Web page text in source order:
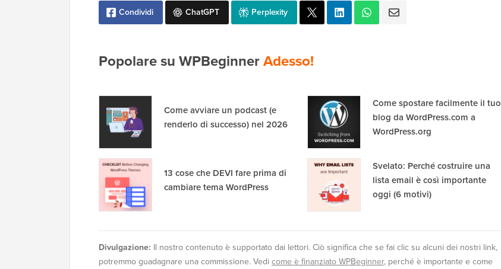
Condividi ChatGPT Perplexity
Popolare su WPBeginnerAdesso!
Come avviare un podcast (e
renderlo di successo) nel 2026
Come spostare facilmente il tuo
blog da WordPress.com a
WordPress.org
13 cose che DEVI fare prima di
cambiare tema WordPress
Svelato: Perché costruire una
lista email è così importante
oggi (6 motivi)
Divulgazione: Il nostro contenuto è supportato dai lettori. Ciò significa che se fai clic su alcuni dei nostri link,
potremmo guadagnare una commissione. Vedi come è finanziato WPBeginner, perché è importante e come